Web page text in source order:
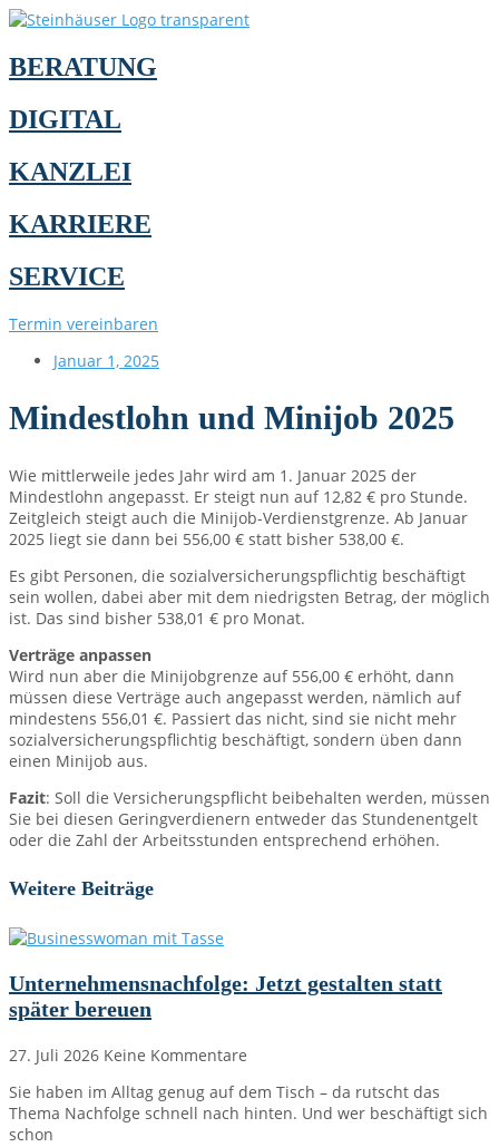
BERATUNG
DIGITAL
KANZLEI
KARRIERE
SERVICE
Termin vereinbaren
Januar 1, 2025
Mindestlohn und Minijob 2025
Wie mittlerweile jedes Jahr wird am 1. Januar 2025 der
Mindestlohn angepasst. Er steigt nun auf 12,82 € pro Stunde.
Zeitgleich steigt auch die Minijob-Verdienstgrenze. Ab Januar
2025 liegt sie dann bei 556,00 € statt bisher 538,00 €.
Es gibt Personen, die sozialversicherungspflichtig beschäftigt
sein wollen, dabei aber mit dem niedrigsten Betrag, der möglich
ist. Das sind bisher 538,01 € pro Monat.
Verträge anpassen
Wird nun aber die Minijobgrenze auf 556,00 € erhöht, dann
müssen diese Verträge auch angepasst werden, nämlich auf
mindestens 556,01 €. Passiert das nicht, sind sie nicht mehr
sozialversicherungspflichtig beschäftigt, sondern üben dann
einen Minijob aus.
Fazit: Soll die Versicherungspflicht beibehalten werden, müssen
Sie bei diesen Geringverdienern entweder das Stundenentgelt
oder die Zahl der Arbeitsstunden entsprechend erhöhen.
Weitere Beiträge
Unternehmensnachfolge: Jetzt gestalten statt
später bereuen
27. Juli 2026 Keine Kommentare
Sie haben im Alltag genug auf dem Tisch – da rutscht das
Thema Nachfolge schnell nach hinten. Und wer beschäftigt sich
schon